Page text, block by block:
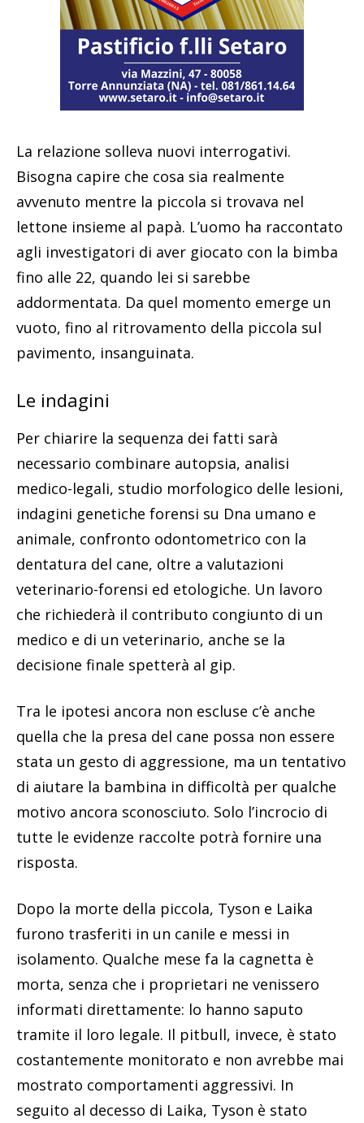
La relazione solleva nuovi interrogativi.
Bisogna capire che cosa sia realmente
avvenuto mentre la piccola si trovava nel
lettone insieme al papà. L’uomo ha raccontato
agli investigatori di aver giocato con la bimba
fino alle 22, quando lei si sarebbe
addormentata. Da quel momento emerge un
vuoto, fino al ritrovamento della piccola sul
pavimento, insanguinata.
Le indagini
Per chiarire la sequenza dei fatti sarà
necessario combinare autopsia, analisi
medico-legali, studio morfologico delle lesioni,
indagini genetiche forensi su Dna umano e
animale, confronto odontometrico con la
dentatura del cane, oltre a valutazioni
veterinario-forensi ed etologiche. Un lavoro
che richiederà il contributo congiunto di un
medico e di un veterinario, anche se la
decisione finale spetterà al gip.
Tra le ipotesi ancora non escluse c’è anche
quella che la presa del cane possa non essere
stata un gesto di aggressione, ma un tentativo
di aiutare la bambina in difficoltà per qualche
motivo ancora sconosciuto. Solo l’incrocio di
tutte le evidenze raccolte potrà fornire una
risposta.
Dopo la morte della piccola, Tyson e Laika
furono trasferiti in un canile e messi in
isolamento. Qualche mese fa la cagnetta è
morta, senza che i proprietari ne venissero
informati direttamente: lo hanno saputo
tramite il loro legale. Il pitbull, invece, è stato
costantemente monitorato e non avrebbe mai
mostrato comportamenti aggressivi. In
seguito al decesso di Laika, Tyson è stato